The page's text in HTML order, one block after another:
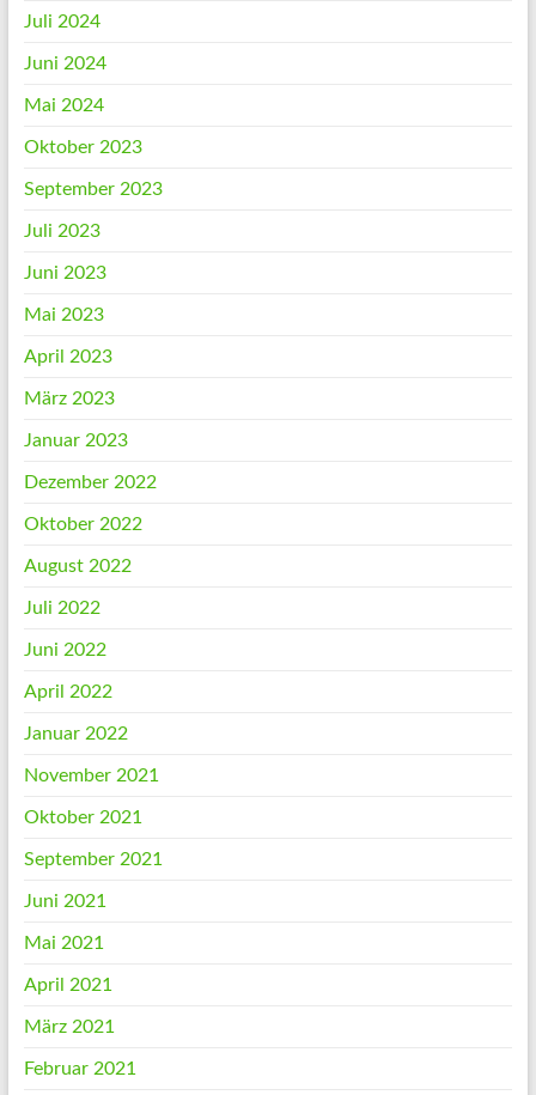
Juli 2024
Juni 2024
Mai 2024
Oktober 2023
September 2023
Juli 2023
Juni 2023
Mai 2023
April 2023
März 2023
Januar 2023
Dezember 2022
Oktober 2022
August 2022
Juli 2022
Juni 2022
April 2022
Januar 2022
November 2021
Oktober 2021
September 2021
Juni 2021
Mai 2021
April 2021
März 2021
Februar 2021